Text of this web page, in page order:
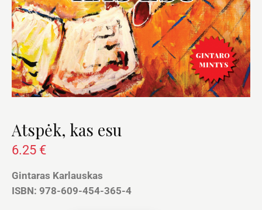
Atspėk, kas esu
6.25 €
Gintaras Karlauskas
ISBN: 978-609-454-365-4